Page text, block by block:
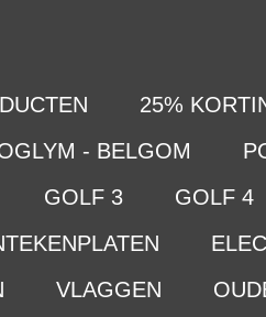
25%
- BELGOM
GOLF 3 GOLF 4
VLAGGEN